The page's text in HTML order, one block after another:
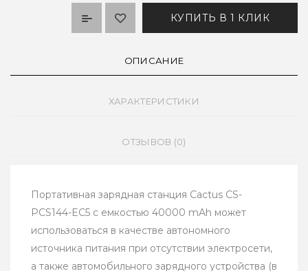
КУПИТЬ В 1 КЛИК
ОПИСАНИЕ
ХАРАКТЕРИСТИКИ
ОТЗЫВОВ (0)
Портативная зарядная станция Cactus CS-
PCS144-EC5 с емкостью 40000 mAh может
использоваться в качестве автономного
источника питания при отсутствии электросети,
а также автомобильного зарядного устройства (в